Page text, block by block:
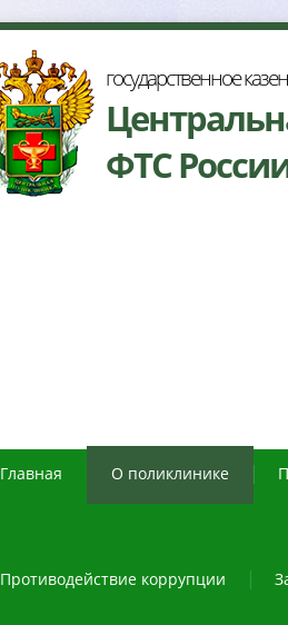
осударственное
ФТС
Главная О поликлинике
Противодействие коррупции